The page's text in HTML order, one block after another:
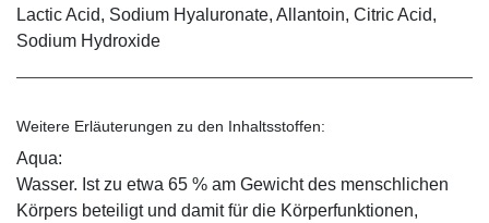
Lactic Acid, Sodium Hyaluronate, Allantoin, Citric Acid,
Sodium Hydroxide
Weitere Erläuterungen zu den Inhaltsstoffen:
Aqua:
Wasser. Ist zu etwa 65 % am Gewicht des menschlichen
Körpers beteiligt und damit für die Körperfunktionen,